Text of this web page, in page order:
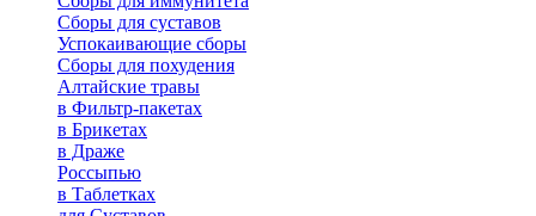
Сборы для суставов
Успокаивающие сборы
Сборы для похудения
Алтайские травы
в Фильтр-пакетах
в Брикетах
в Драже
Россыпью
в Таблетках